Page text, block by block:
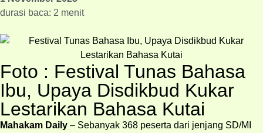
durasi baca: 2 menit
Foto : Festival Tunas Bahasa
Ibu, Upaya Disdikbud Kukar
Lestarikan Bahasa Kutai
Mahakam Daily – Sebanyak 368 peserta dari jenjang SD/MI